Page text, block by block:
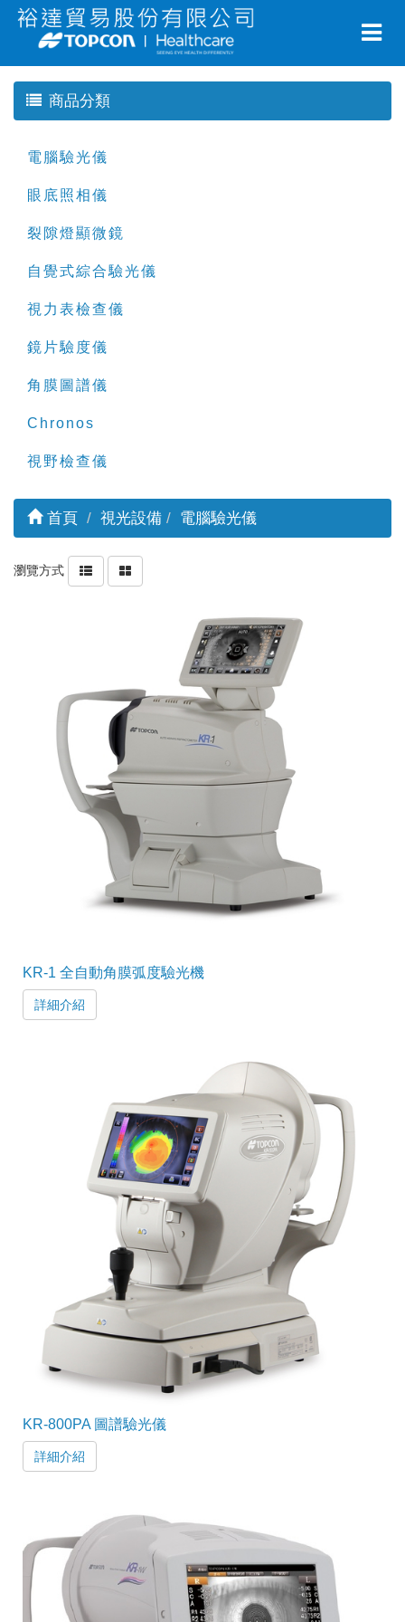
商品分類
電腦驗光儀
眼底照相儀
裂隙燈顯微鏡
自覺式綜合驗光儀
視力表檢查儀
鏡片驗度儀
角膜圖譜儀
Chronos
視野檢查儀
首頁 視光設備 電腦驗光儀
瀏覽方式
KR-1 全自動角膜弧度驗光機
詳細介紹
KR-800PA 圖譜驗光儀
詳細介紹